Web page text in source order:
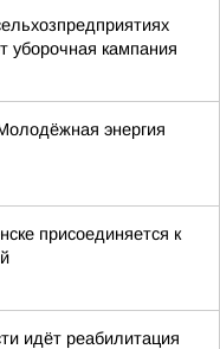
уборочная кампания
энергия
присоединяется к
идёт реабилитация